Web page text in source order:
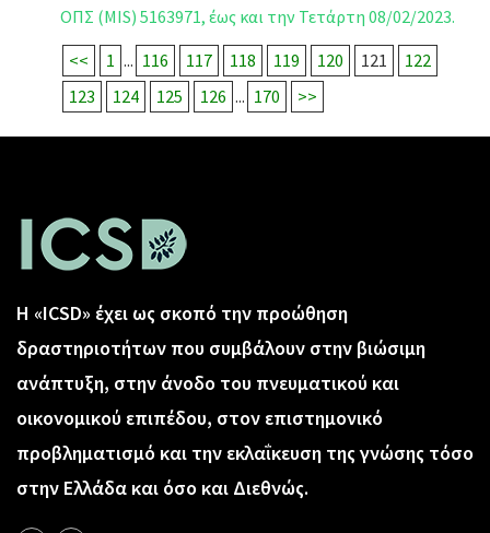
ΟΠΣ (MIS) 5163971, έως και την Τετάρτη 08/02/2023.
<<
1 ... 116 117 118 119 120 121
122
123
124 125 126 ... 170 >>
Η «ICSD» έχει ως σκοπό την προώθηση
δραστηριοτήτων που συμβάλουν στην βιώσιμη
ανάπτυξη, στην άνοδο του πνευματικού και
οικονομικού επιπέδου, στον επιστημονικό
προβληματισμό και την εκλαΐκευση της γνώσης τόσο
στην Ελλάδα και όσο και Διεθνώς.